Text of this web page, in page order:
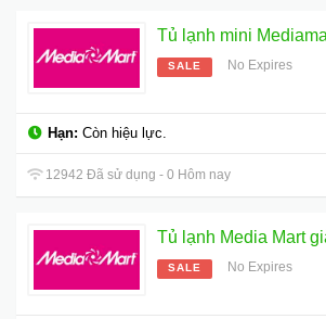
Tủ lạnh mini
SALE No Expires
Hạn: Còn hiệu lực.
12942 Đã sử dụng - 0 Hôm nay
Tủ lạnh Media Mart
SALE No Expires